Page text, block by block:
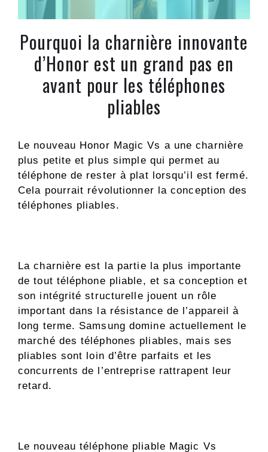
Pourquoi la charnière innovante
d’Honor est un grand pas en
avant pour les téléphones
pliables
Le nouveau Honor Magic Vs a une charnière
plus petite et plus simple qui permet au
téléphone de rester à plat lorsqu’il est fermé.
Cela pourrait révolutionner la conception des
téléphones pliables.
La charnière est la partie la plus importante
de tout téléphone pliable, et sa conception et
son intégrité structurelle jouent un rôle
important dans la résistance de l’appareil à
long terme. Samsung domine actuellement le
marché des téléphones pliables, mais ses
pliables sont loin d’être parfaits et les
concurrents de l’entreprise rattrapent leur
retard.
Le nouveau téléphone pliable Magic Vs